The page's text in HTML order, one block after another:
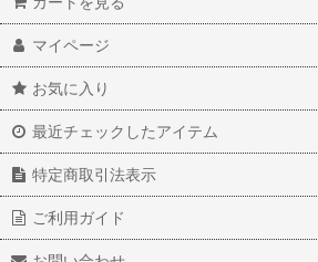
マイページ
お気に入り
最近チェックしたアイテム
特定商取引法表示
ご利用ガイド